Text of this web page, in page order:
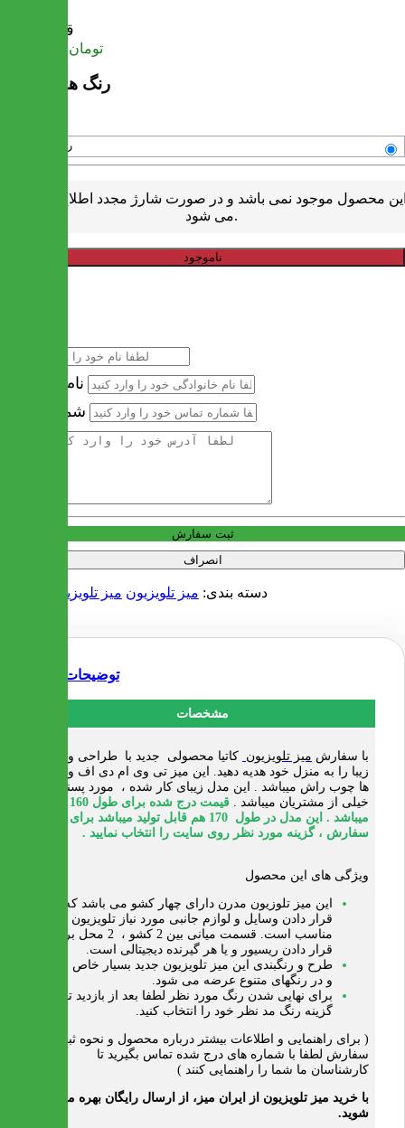
قیمت
تومان
رنگ های موجود
رنگبندی متنوع
محصول موجود نمی باشد و در صورت شارژ مجدد اطلاع رسانی
می شود.
ناموجود
نام خانوادگی
شماره تماس
ثبت سفارش
انصراف
دسته بندی: میز تلویزیون میز تلویزیون کلاسیک
توضیحات
مشخصات
با سفارش میز تلویزیون کاتیا محصولی جدید با طراحی و نمای
زیبا را به منزل خود هدیه دهید. این میز تی وی ام دی اف و پایه
ها چوب راش میباشد . این مدل زیبای کار شده ، مورد پسند
خیلی از مشتریان میباشد .
قیمت درج شده برای طول 160
میباشد . این مدل در طول 170 هم قابل تولید میباشد برای
سفارش ، گزینه مورد نظر روی سایت را انتخاب نمایید .
ویژگی های این محصول
این میز تلوزیون مدرن دارای چهار کشو می باشد که برای
قرار دادن وسایل و لوازم جانبی مورد نیاز تلویزیون
مناسب است. قسمت میانی بین 2 کشو ، 2 محل برای
قرار دادن ریسیور و یا هر گیرنده دیجیتالی است.
طرح و رنگبندی این میز تلویزیون جدید بسیار خاص است
و در رنگهای متنوع عرضه می شود.
برای نهایی شدن رنگ مورد نظر لطفا بعد از بازدید تصاویر
گزینه رنگ مد نظر خود را انتخاب کنید.
( برای راهنمایی و اطلاعات بیشتر درباره محصول و نحوه ثبت
سفارش لطفا با شماره های درج شده تماس بگیرید تا
کارشناسان ما شما را راهنمایی کنند )
با خرید میز تلویزیون از ایران میز، از ارسال رایگان بهره مند
شوید.